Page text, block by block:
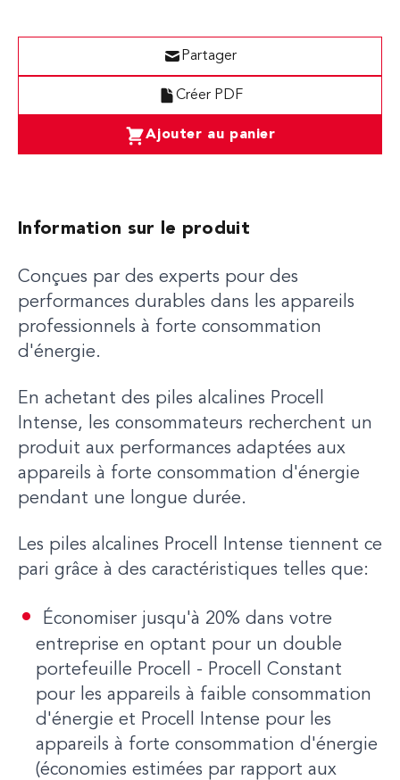
Ajouter au panier
Créer PDF
Partager
Information sur le produit
Conçues par des experts pour des
performances durables dans les appareils
professionnels à forte consommation
d'énergie.
En achetant des piles alcalines Procell
Intense, les consommateurs recherchent un
produit aux performances adaptées aux
appareils à forte consommation d'énergie
pendant une longue durée.
Les piles alcalines Procell Intense tiennent ce
pari grâce à des caractéristiques telles que:
Économiser jusqu'à 20% dans votre
entreprise en optant pour un double
portefeuille Procell - Procell Constant
pour les appareils à faible consommation
d'énergie et Procell Intense pour les
appareils à forte consommation d'énergie
(économies estimées par rapport aux